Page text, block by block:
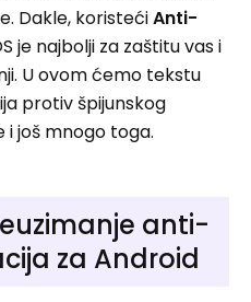
Dakle, koristećiAnti-
je najbolji za zaštitu vas i
U ovom ćemo tekstu
protiv špijunskog
i još mnogo toga.
anti-
za Android